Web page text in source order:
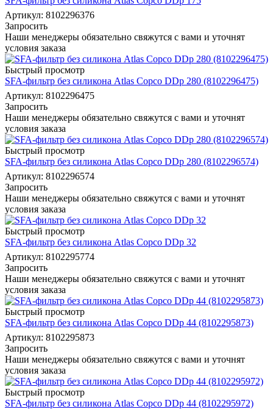
Артикул: 8102296376
Запросить
Наши менеджеры обязательно свяжутся с вами и уточнят
условия заказа
Быстрый просмотр
SFA-фильтр без силикона Atlas Copco DDp 280 (8102296475)
Артикул: 8102296475
Запросить
Наши менеджеры обязательно свяжутся с вами и уточнят
условия заказа
Быстрый просмотр
SFA-фильтр без силикона Atlas Copco DDp 280 (8102296574)
Артикул: 8102296574
Запросить
Наши менеджеры обязательно свяжутся с вами и уточнят
условия заказа
Быстрый просмотр
SFA-фильтр без силикона Atlas Copco DDp 32
Артикул: 8102295774
Запросить
Наши менеджеры обязательно свяжутся с вами и уточнят
условия заказа
Быстрый просмотр
SFA-фильтр без силикона Atlas Copco DDp 44 (8102295873)
Артикул: 8102295873
Запросить
Наши менеджеры обязательно свяжутся с вами и уточнят
условия заказа
Быстрый просмотр
SFA-фильтр без силикона Atlas Copco DDp 44 (8102295972)